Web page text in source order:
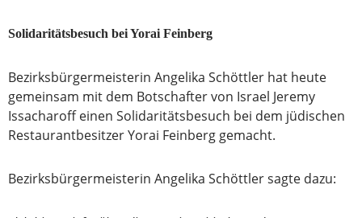
Solidaritätsbesuch bei Yorai Feinberg
Bezirksbürgermeisterin Angelika Schöttler hat heute
gemeinsam mit dem Botschafter von Israel Jeremy
Issacharoff einen Solidaritätsbesuch bei dem jüdischen
Restaurantbesitzer Yorai Feinberg gemacht.
Bezirksbürgermeisterin Angelika Schöttler sagte dazu: